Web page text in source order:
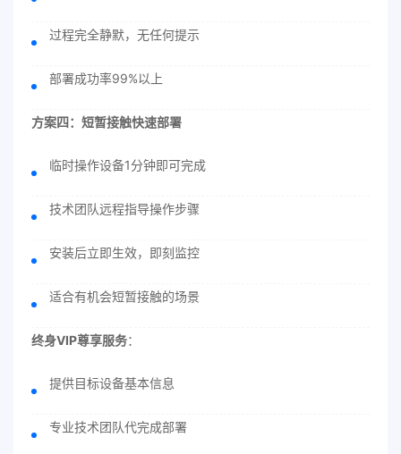
过程完全静默，无任何提示
部署成功率99%以上
方案四：短暂接触快速部署
临时操作设备1分钟即可完成
技术团队远程指导操作步骤
安装后立即生效，即刻监控
适合有机会短暂接触的场景
终身VIP尊享服务：
提供目标设备基本信息
专业技术团队代完成部署